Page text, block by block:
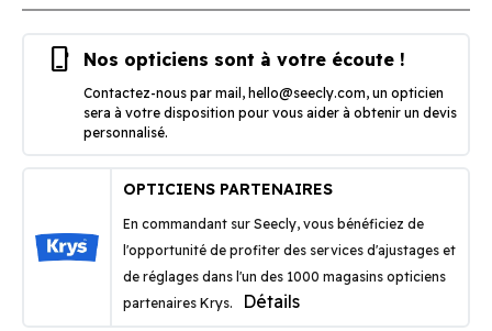
phone_iphone Nos opticiens sont à votre écoute !
Contactez-nous par mail, hello@seecly.com, un opticien
sera à votre disposition pour vous aider à obtenir un devis
personnalisé.
OPTICIENS PARTENAIRES
En commandant sur Seecly, vous bénéficiez de
l'opportunité de profiter des services d'ajustages et
de réglages dans l'un des 1000 magasins opticiens
partenaires Krys.
Détails